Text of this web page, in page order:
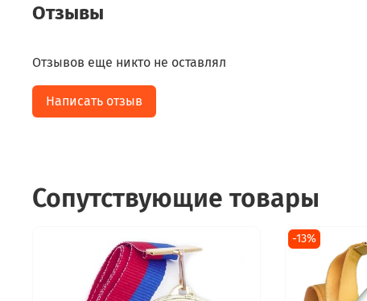
Отзывы
Отзывов еще никто не оставлял
Написать отзыв
Сопутствующие товары
-13%